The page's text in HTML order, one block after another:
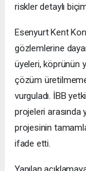
riskler detaylı
Esenyurt Kent
gözlemlerine
üyeleri, köprünün
çözüm
vurguladı. İBB
projeleri arasında
projesinin
ifade etti.